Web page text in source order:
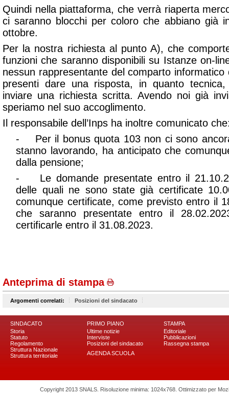
Quindi nella piattaforma, che verrà riaperta
ci saranno blocchi per coloro che abbiano già
ottobre.
Per la nostra richiesta al punto A), che
funzioni che saranno disponibili su Istanze on-
nessun rappresentante del comparto
presenti dare una risposta, in quanto
inviare una richiesta scritta. Avendo noi già
speriamo nel suo accoglimento.
Il responsabile dell’Inps ha inoltre comunicato
- Per il bonus quota 103 non ci sono
stanno lavorando, ha anticipato che
dalla pensione;
- Le domande presentate entro il
delle quali ne sono state già certificate
comunque certificate, come previsto entro il
che saranno presentate entro il
certificarle entro il 31.08.2023.
Anteprima di stampa
Argomenti correlati: Posizioni del sindacato
SINDACATO
Storia
Statuto
Regolamento
Struttura Nazionale
Struttura territoriale
PRIMO PIANO
Ultime notizie
Interviste
Posizioni del sindacato
AGENDA SCUOLA
STAMPA
Editoriale
Pubblicazioni
Rassegna stampa
Copyright 2013 SNALS. Risoluzione minima: 1024x768. Ottimizzato per